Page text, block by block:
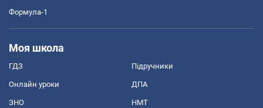
Формула-1
Моя школа
ГДЗ Підручники
Онлайн уроки ДПА
ЗНО НМТ